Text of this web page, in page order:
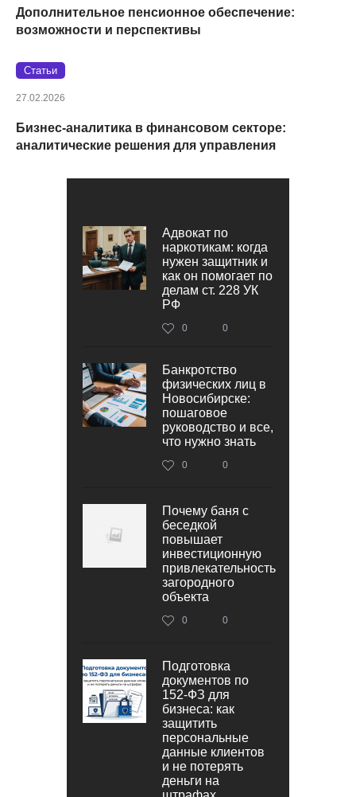
Дополнительное пенсионное обеспечение:
возможности и перспективы
Статьи
27.02.2026
Бизнес-аналитика в финансовом секторе:
аналитические решения для управления
Адвокат по
наркотикам: когда
нужен защитник и
как он помогает по
делам ст. 228 УК
РФ
0 0
Банкротство
физических лиц в
Новосибирске:
пошаговое
руководство и все,
что нужно знать
0 0
Почему баня с
беседкой
повышает
инвестиционную
привлекательность
загородного
объекта
0 0
Подготовка
документов по
152‑ФЗ для
бизнеса: как
защитить
персональные
данные клиентов
и не потерять
деньги на